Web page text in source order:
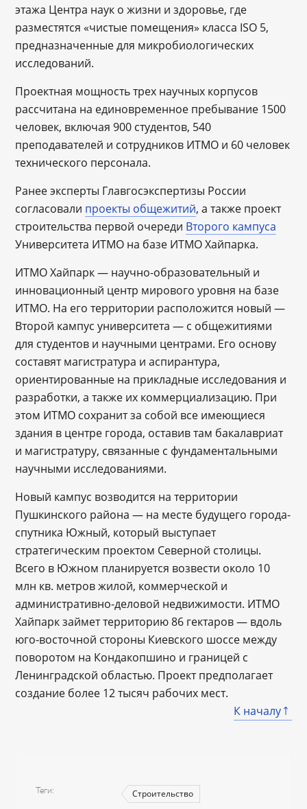
этажа Центра наук о жизни и здоровье, где
разместятся «чистые помещения» класса ISO 5,
предназначенные для микробиологических
исследований.
Проектная мощность трех научных корпусов
рассчитана на единовременное пребывание 1500
человек, включая 900 студентов, 540
преподавателей и сотрудников ИТМО и 60 человек
технического персонала.
Ранее эксперты Главгосэкспертизы России
согласовали проекты общежитий, а также проект
строительства первой очереди Второго кампуса
Университета ИТМО на базе ИТМО Хайпарка.
ИТМО Хайпарк ― научно-образовательный и
инновационный центр мирового уровня на базе
ИТМО. На его территории расположится новый ―
Второй кампус университета ― с общежитиями
для студентов и научными центрами. Его основу
составят магистратура и аспирантура,
ориентированные на прикладные исследования и
разработки, а также их коммерциализацию. При
этом ИТМО сохранит за собой все имеющиеся
здания в центре города, оставив там бакалавриат
и магистратуру, связанные с фундаментальными
научными исследованиями.
Новый кампус возводится на территории
Пушкинского района ― на месте будущего города-
спутника Южный, который выступает
стратегическим проектом Северной столицы.
Всего в Южном планируется возвести около 10
млн кв. метров жилой, коммерческой и
административно-деловой недвижимости. ИТМО
Хайпарк займет территорию 86 гектаров ― вдоль
юго-восточной стороны Киевского шоссе между
поворотом на Кондакопшино и границей с
Ленинградской областью. Проект предполагает
создание более 12 тысяч рабочих мест.
К началу
Теги Строительство